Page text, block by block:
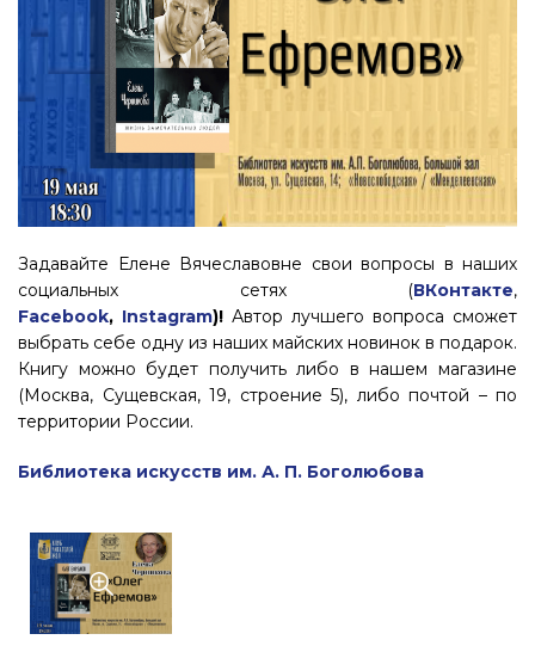
Задавайте Елене Вячеславовне свои вопросы в наших
социальных сетях (ВКонтакте,
Facebook, Instagram)! Автор лучшего вопроса сможет
выбрать себе одну из наших майских новинок в подарок.
Книгу можно будет получить либо в нашем магазине
(Москва, Сущевская, 19, строение 5), либо почтой – по
территории России.
Библиотека искусств им. А. П. Боголюбова